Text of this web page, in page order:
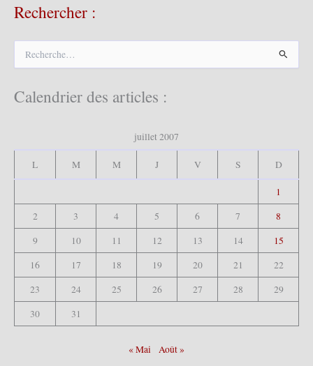
Rechercher :
e
Calendrier des articles :
juillet 2007
L M M J V S D
1
2
3 4 5 6 7
8
9
10 11 12 13 14
15
16
17 18 19 20 21
22
23
24 25 26 27 28
29
30
31
« Mai Août »